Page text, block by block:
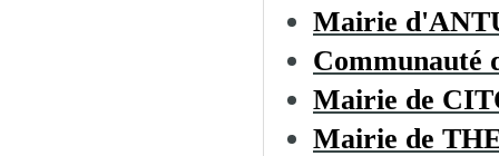
Mairie
Communauté
Mairie de
Mairie de